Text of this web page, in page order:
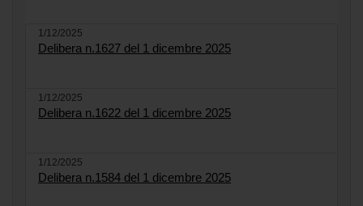
1/12/2025
Delibera n.1627 del 1 dicembre 2025
1/12/2025
Delibera n.1622 del 1 dicembre 2025
1/12/2025
Delibera n.1584 del 1 dicembre 2025